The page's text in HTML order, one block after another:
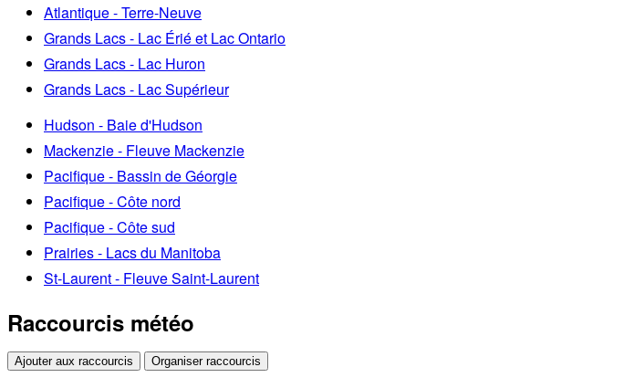
Atlantique - Terre-Neuve
Grands Lacs - Lac Érié et Lac Ontario
Grands Lacs - Lac Huron
Grands Lacs - Lac Supérieur
Hudson - Baie d'Hudson
Mackenzie - Fleuve Mackenzie
Pacifique - Bassin de Géorgie
Pacifique - Côte nord
Pacifique - Côte sud
Prairies - Lacs du Manitoba
St-Laurent - Fleuve Saint-Laurent
Raccourcis météo
Ajouter aux raccourcis Organiser raccourcis